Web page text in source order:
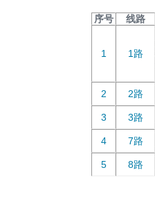
序号
线路
1 1路
2 2路
3
3路
4
7路
5 8路